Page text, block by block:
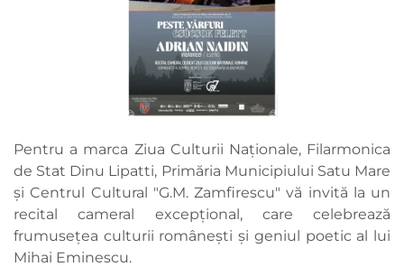
Pentru a marca Ziua Culturii Naționale, Filarmonica
de Stat Dinu Lipatti, Primăria Municipiului Satu Mare
și Centrul Cultural "G.M. Zamfirescu" vă invită la un
recital cameral excepțional, care celebrează
frumusețea culturii românești și geniul poetic al lui
Mihai Eminescu.